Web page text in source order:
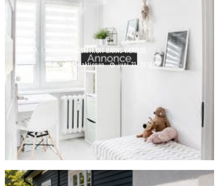
UDSMYK DIT BARNS VÆRELSE
Redaktionen juni 21, 2018